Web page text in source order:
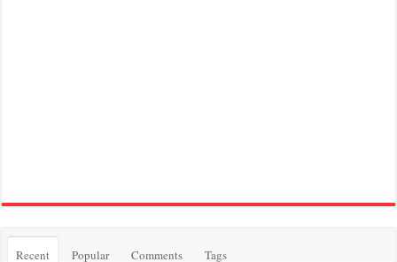
Recent Popular Comments Tags